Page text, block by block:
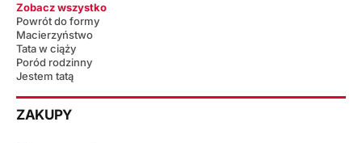
Zobacz wszystko
Powrót do formy
Macierzyństwo
Tata w ciąży
Poród rodzinny
Jestem tatą
ZAKUPY